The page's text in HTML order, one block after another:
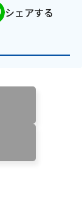
るご質問
シェアする